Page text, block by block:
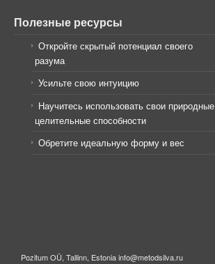
Полезные ресурсы
Откройте скрытый потенциал своего
разума
Усильте свою интуицию
Научитесь использовать свои природные
целительные способности
Обретите идеальную форму и вес
Pozitum OÜ, Tallinn, Estonia info@metodsilva.ru